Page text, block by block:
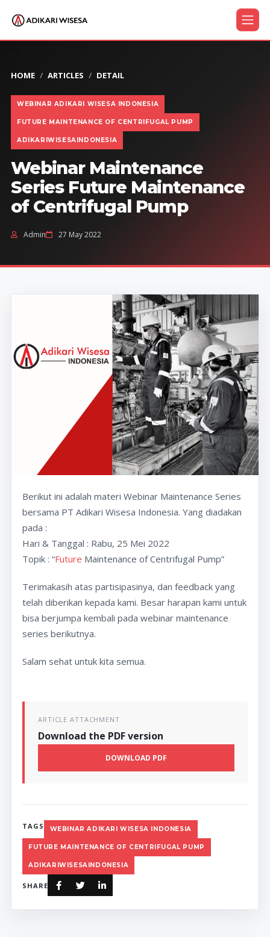
HOME ARTICLES DETAIL
WEBINAR ADIKARI WISESA INDONESIA
FUTURE MAINTENANCE OF CENTRIFUGAL PUMP
ADIKARIWISESAINDONESIA
Webinar Maintenance
Series Future Maintenance
of Centrifugal Pump
Admin 27 May 2022
Berikut ini adalah materi Webinar Maintenance Series
bersama PT Adikari Wisesa Indonesia. Yang diadakan
pada :
Hari & Tanggal : Rabu, 25 Mei 2022
Topik : “Future Maintenance of Centrifugal Pump”
Terimakasih atas partisipasinya, dan feedback yang
telah diberikan kepada kami. Besar harapan kami untuk
bisa berjumpa kembali pada webinar maintenance
series berikutnya.
Salam sehat untuk kita semua.
ARTICLE ATTACHMENT
Download the PDF version
DOWNLOAD PDF
TAGS WEBINAR ADIKARI WISESA INDONESIA
FUTURE MAINTENANCE OF CENTRIFUGAL PUMP
ADIKARIWISESAINDONESIA
SHARE